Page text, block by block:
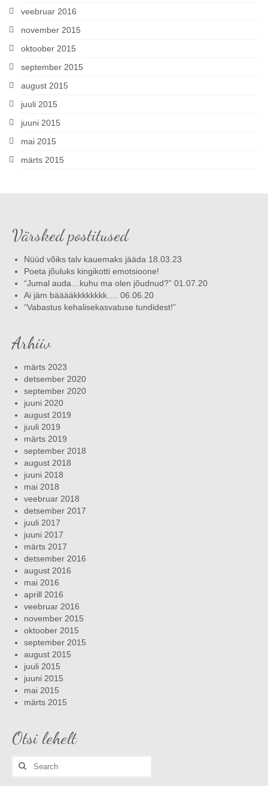
veebruar 2016
november 2015
oktoober 2015
september 2015
august 2015
juuli 2015
juuni 2015
mai 2015
märts 2015
Värsked postitused
Nüüd võiks talv kauemaks jääda 18.03.23
Poeta jõuluks kingikotti emotsioone!
“Jumal auda…kuhu ma olen jõudnud?” 01.07.20
Ai jäm bääääkkkkkkkk…. 06.06.20
“Vabastus kehalisekasvatuse tundidest!”
Arhiiv
märts 2023
detsember 2020
september 2020
juuni 2020
august 2019
juuli 2019
märts 2019
september 2018
august 2018
juuni 2018
mai 2018
veebruar 2018
detsember 2017
juuli 2017
juuni 2017
märts 2017
detsember 2016
august 2016
mai 2016
aprill 2016
veebruar 2016
november 2015
oktoober 2015
september 2015
august 2015
juuli 2015
juuni 2015
mai 2015
märts 2015
Otsi lehelt
Search